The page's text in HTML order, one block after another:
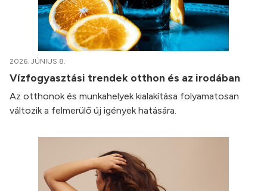
2026. JÚNIUS 8.
Vízfogyasztási trendek otthon és az irodában
Az otthonok és munkahelyek kialakítása folyamatosan
változik a felmerülő új igények hatására.